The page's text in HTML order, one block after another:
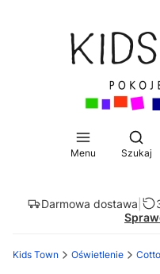
Menu Szukaj
Darmowa dostawa
Kids Town Oświetlenie